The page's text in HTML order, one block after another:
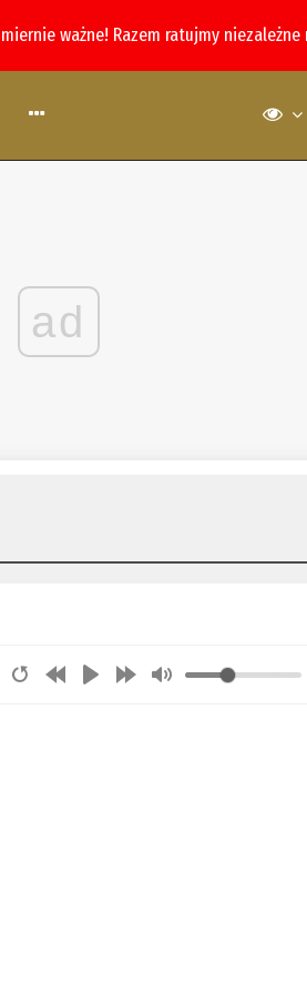
ważne! Razem ratujmy
ad